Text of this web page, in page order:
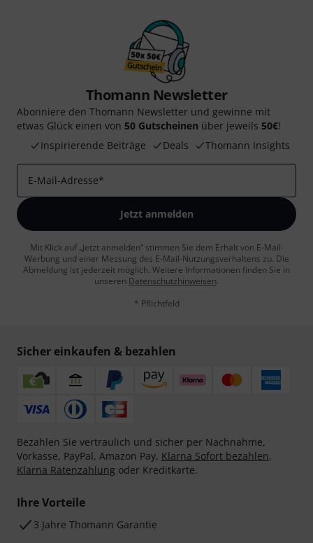
Thomann Newsletter
Abonniere den Thomann Newsletter und gewinne mit
etwas Glück einen von 50 Gutscheinen über jeweils 50€!
Inspirierende Beiträge
Deals Thomann Insights
E-Mail-Adresse*
Jetzt anmelden
Mit Klick auf „Jetzt anmelden“ stimmen Sie dem Erhalt von E-Mail-
Werbung und einer Messung des E-Mail-Nutzungsverhaltens zu. Die
Abmeldung ist jederzeit möglich. Weitere Informationen finden Sie in
unseren Datenschutzhinweisen.
* Pflichtfeld
Sicher einkaufen & bezahlen
Bezahlen Sie vertraulich und sicher per Nachnahme,
Vorkasse, PayPal, Amazon Pay, Klarna Sofort bezahlen,
Klarna Ratenzahlung oder Kreditkarte.
Ihre Vorteile
3 Jahre Thomann Garantie